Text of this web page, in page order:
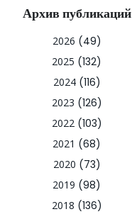
Архив публикаций
2026 (49)
2025 (132)
2024(116)
2023 (126)
2022(103)
2021 (68)
2020 (73)
2019 (98)
2018 (136)